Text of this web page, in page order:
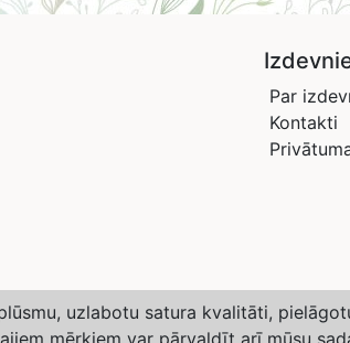
Par
Kontakti
uzlabotu satura kvalitāti,
mērķiem var pārvaldīt arī mūsu